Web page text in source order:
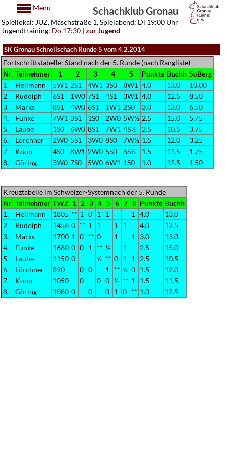
Menu Schachklub Gronau
Spiellokal: JUZ, Maschstraße 1, Spielabend: Di 19:00 Uhr
Jugendtraining: Do 17:30 | zur Jugend
SK Gronau Schnellschach Runde 5 vom 4.2.2014
Fortschrittstabelle: Stand nach der 5. Runde (nach Rangliste)
Nr. Teilnehmer 1 2 3 4 5 Punkte Buchh SoBerg
1.
Heilmann 5W1 2S1 4W1 3S0 8W1 4.0 13.0
10.00
2.
Rudolph 6S1 1W0 7S1 4S1 3W1 4.0 12.5
8.50
3.
Marks 8S1 4W0 6S1 1W1 2S0 3.0 13.0
6.50
4.
Funke 7W1 3S1 1S0 2W0 5W½ 2.5 15.0
5.75
5.
Laube 1S0 6W0 8S1 7W1 4S½ 2.5 10.5
3.75
6.
Lörchner 2W0 5S1 3W0 8S0 7W½ 1.5 12.0
3.25
7.
Koop 4S0 8W1 2W0 5S0 6S½ 1.5 11.5
1.75
8.
Göring 3W0 7S0 5W0 6W1 1S0 1.0 12.5 1.50
Kreuztabelle im Schweizer-Systemnach der 5. Runde
Nr. Teilnehmer TWZ 1 2 3 4 5 6 7 8 Punkte Buchh
1.
Heilmann 1805 ** 1 0 1 1 1 4.0
13.0
2.
Rudolph 1456 0 ** 1 1 1 1 4.0
12.5
3.
Marks 1700 1 0 ** 0 1 1 3.0
13.0
4.
Funke 1680 0 0 1 ** ½ 1 2.5
15.0
5.
Laube 1150 0 ½ ** 0 1 1 2.5
10.5
6.
Lörchner 890 0 0 1 ** ½ 0 1.5
12.0
7.
Koop 1050 0 0 0 ½ ** 1 1.5
11.5
8.
Göring 1080 0 0 0 1 0 ** 1.0 12.5